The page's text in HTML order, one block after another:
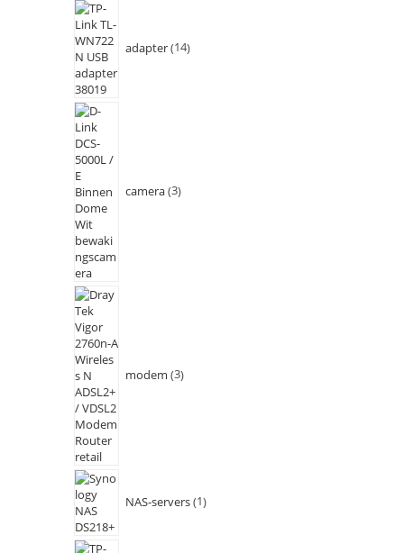
adapter 14
camera 3
modem 3
NAS-servers 1